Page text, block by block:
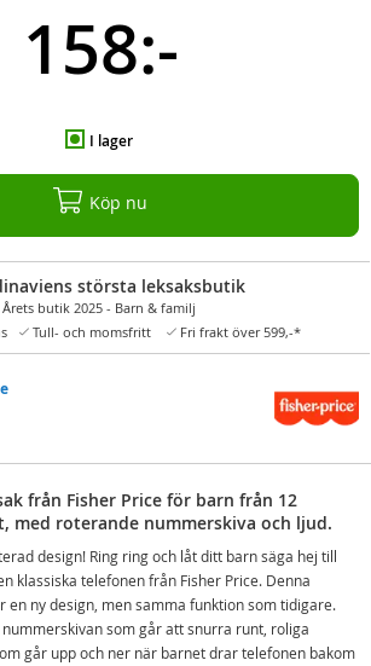
158:-
I lager
Köp nu
största leksaksbutik
Årets butik 2025 - Barn & familj
Tull- och momsfritt Fri frakt över 599,-*
från Fisher Price för barn från 12
med roterande nummerskiva och ljud.
design! Ring ring och låt ditt barn säga hej till
klassiska telefonen från Fisher Price. Denna
en ny design, men samma funktion som tidigare.
som går att snurra runt, roliga
går upp och ner när barnet drar telefonen bakom